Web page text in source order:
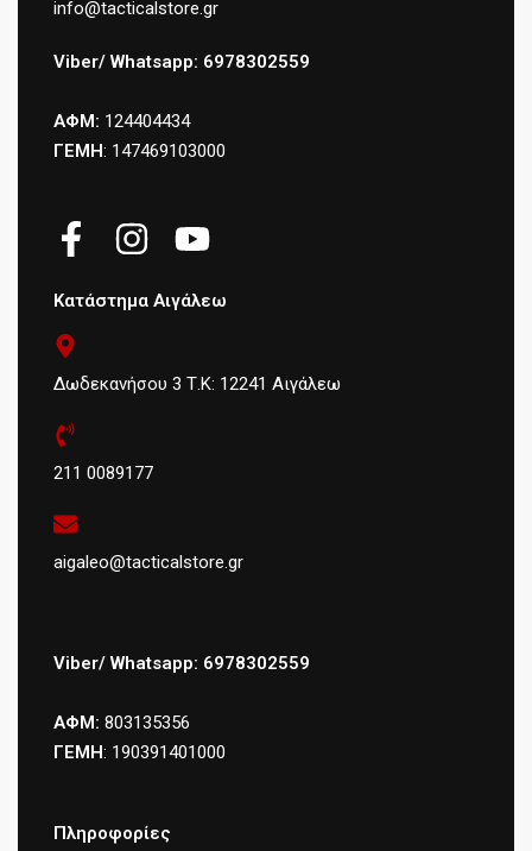
info@tacticalstore.gr
Viber/ Whatsapp: 6978302559
ΑΦΜ: 124404434
ΓΕΜΗ: 147469103000
Κατάστημα Αιγάλεω
Δωδεκανήσου 3 Τ.Κ: 12241 Αιγάλεω
211 0089177
aigaleo@tacticalstore.gr
Viber/ Whatsapp: 6978302559
ΑΦΜ: 803135356
ΓΕΜΗ: 190391401000
Πληροφορίες